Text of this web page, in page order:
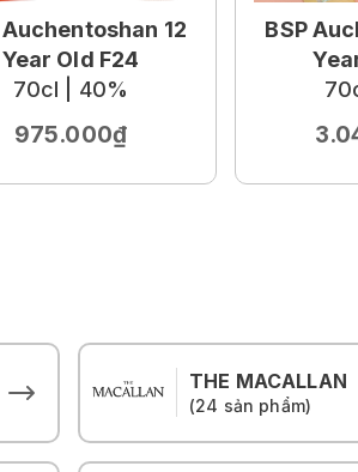
Auchentoshan 12
Year Old F24
70cl | 40%
975.000₫
BSP
THE MACALLAN
(24 sản phẩm)